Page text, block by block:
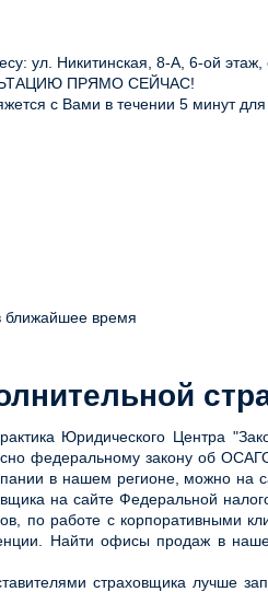
ул. Никитинская, 8-А, 6-ой
ПРЯМО СЕЙЧАС!
с Вами в течении 5 минут для
ближайшее время
Юридического Центра
федеральному закону об
в нашем регионе, можно
на сайте Федеральной
по работе с корпоративными
Найти офисы продаж в
страховщика лучше